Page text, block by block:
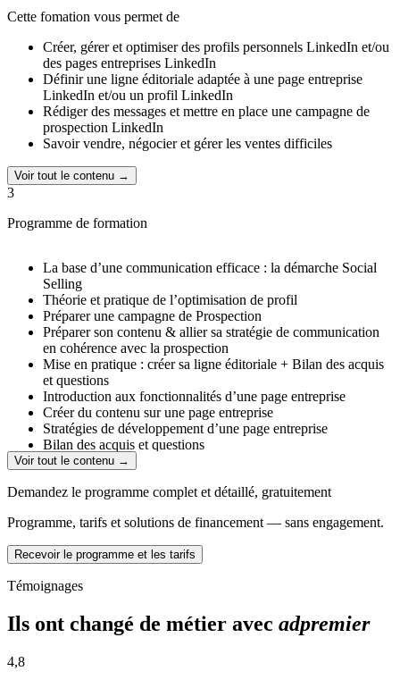
Cette fomation vous permet de
Créer, gérer et optimiser des profils personnels LinkedIn et/ou
des pages entreprises LinkedIn
Définir une ligne éditoriale adaptée à une page entreprise
LinkedIn et/ou un profil LinkedIn
Rédiger des messages et mettre en place une campagne de
prospection LinkedIn
Savoir vendre, négocier et gérer les ventes difficiles
Voir tout le contenu →
3
Programme de formation
La base d’une communication efficace : la démarche Social
Selling
Théorie et pratique de l’optimisation de profil
Préparer une campagne de Prospection
Préparer son contenu & allier sa stratégie de communication
en cohérence avec la prospection
Mise en pratique : créer sa ligne éditoriale + Bilan des acquis
et questions
Introduction aux fonctionnalités d’une page entreprise
Créer du contenu sur une page entreprise
Stratégies de développement d’une page entreprise
Bilan des acquis et questions
Apprendre les techniques de vente
Voir tout le contenu →
Demandez le programme complet et détaillé, gratuitement
Programme, tarifs et solutions de financement — sans engagement.
Recevoir le programme et les tarifs
Témoignages
Ils ont changé de métier avec adpremier
4,8